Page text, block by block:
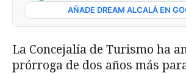
AÑADE DREAM ALCALÁ EN
La Concejalía de Turismo ha
prórroga de dos años más